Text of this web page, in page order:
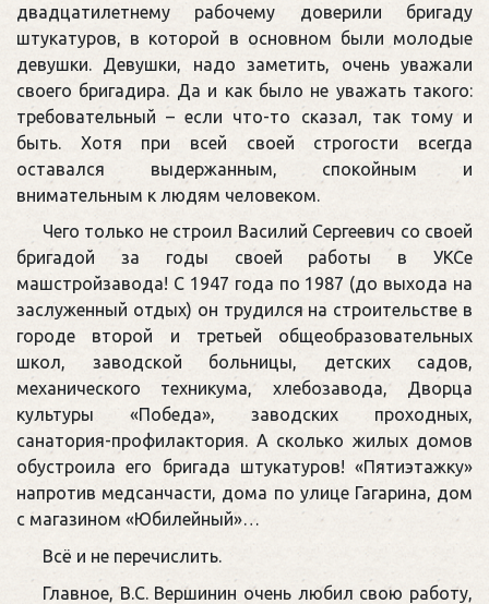
двадцатилетнему рабочему доверили бригаду
штукатуров, в которой в основном были молодые
девушки. Девушки, надо заметить, очень уважали
своего бригадира. Да и как было не уважать такого:
требовательный – если что-то сказал, так тому и
быть. Хотя при всей своей строгости всегда
оставался выдержанным, спокойным и
внимательным к людям человеком.
Чего только не строил Василий Сергеевич со своей
бригадой за годы своей работы в УКСе
машстройзавода! С 1947 года по 1987 (до выхода на
заслуженный отдых) он трудился на строительстве в
городе второй и третьей общеобразовательных
школ, заводской больницы, детских садов,
механического техникума, хлебозавода, Дворца
культуры «Победа», заводских проходных,
санатория-профилактория. А сколько жилых домов
обустроила его бригада штукатуров! «Пятиэтажку»
напротив медсанчасти, дома по улице Гагарина, дом
с магазином «Юбилейный»…
Всё и не перечислить.
Главное, В.С. Вершинин очень любил свою работу,